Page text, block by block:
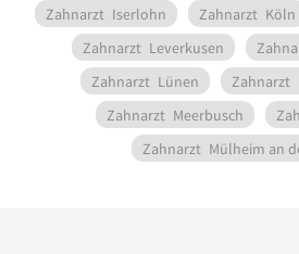
Zahnarzt Iserlohn Zahnarzt Köln
Zahnarzt Leverkusen
Zahnarzt Lünen Zahnarzt
Zahnarzt Meerbusch
Zahnarzt Mülheim an